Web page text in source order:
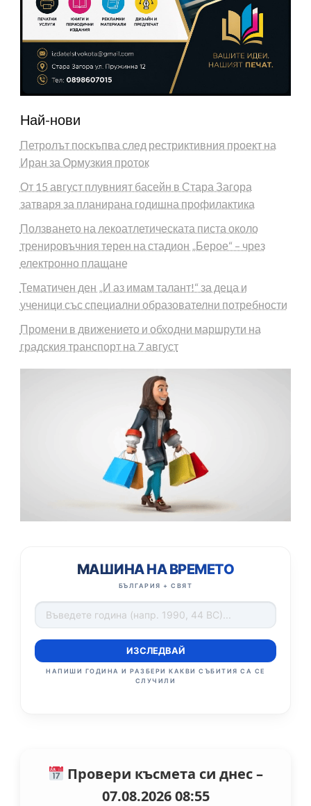
Най-нови
Петролът поскъпва след рестриктивния проект на
Иран за Ормузкия проток
От 15 август плувният басейн в Стара Загора
затваря за планирана годишна профилактика
Ползването на лекоатлетическата писта около
тренировъчния терен на стадион „Берое“ – чрез
електронно плащане
Тематичен ден „И аз имам талант!“ за деца и
ученици със специални образователни потребности
Промени в движението и обходни маршрути на
градския транспорт на 7 август
МАШИНА НА ВРЕМЕТО
БЪЛГАРИЯ + СВЯТ
ИЗСЛЕДВАЙ
НАПИШИ ГОДИНА И РАЗБЕРИ КАКВИ СЪБИТИЯ СА СЕ
СЛУЧИЛИ
Провери късмета си днес –
07.08.2026 08:55